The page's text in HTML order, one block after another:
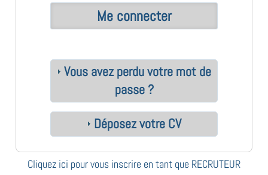
Vous avez perdu votre mot de
passe ?
Déposez votre CV
Cliquez ici pour vous inscrire en tant que RECRUTEUR